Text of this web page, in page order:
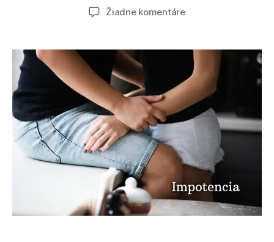
článku
článku
Žiadne komentárena
a
rizikové
faktory